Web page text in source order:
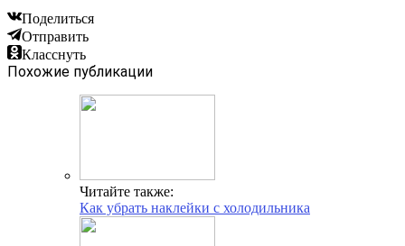
Поделиться
Отправить
Класснуть
Похожие публикации
Читайте также:
Как убрать наклейки с холодильника